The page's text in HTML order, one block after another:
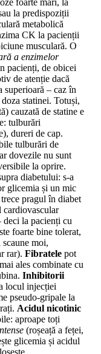
foarte mari, la
la predispoziții
metabolică
CK la pacienții
musculară. O
a enzimelor
pacienți, de obicei
de atenție dacă
– caz în
statinei. Totuși,
cauzată de statine e
tulburări
dureri de cap.
tulburări de
dovezile nu sunt
la oprire.
diabetului: s-a
glicemia și un mic
pragul în diabet
cardiovascular
deci la pacienți cu
foarte bine tolerat,
moi,
rar). Fibratele pot
ales combinate cu
Inhibitorii
locul injecției
pseudo-gripale la
Acidul nicotinic
aproape toți
(roșeață a feței,
glicemia și acidul